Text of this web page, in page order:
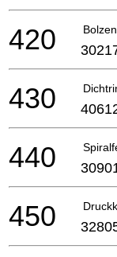
Bolzen
420
430
440
450